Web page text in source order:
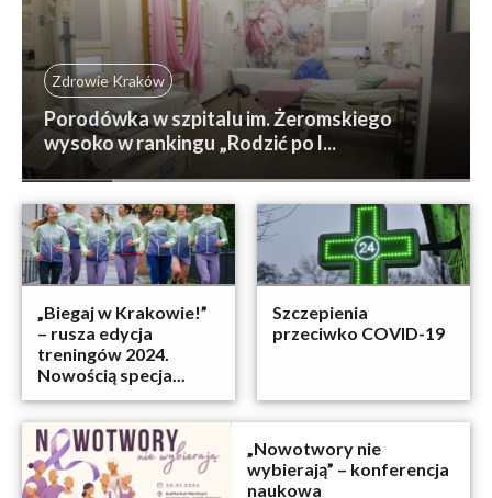
Zdrowie Kraków
Porodówka w szpitalu im. Żeromskiego
wysoko w rankingu „Rodzić po l...
„Biegaj w Krakowie!”
– rusza edycja
treningów 2024.
Nowością specja...
Szczepienia
przeciwko COVID-19
„Nowotwory nie
wybierają” – konferencja
naukowa